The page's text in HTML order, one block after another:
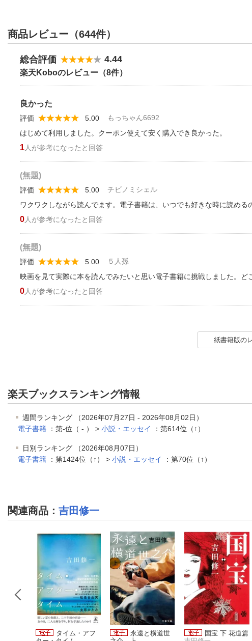
商品レビュー（644件）
総合評価 4.44
楽天Koboのレビュー（8件）
良かった
もっちゃん6692
評価 5.00
はじめて利用しました。クーポン使えて安く購入でき良かった。
1人が参考になったと回答
(無題)
チビノミシェル
評価 5.00
ワクワクしながら読んでます。電子書籍は、いつでも好きな時に読める
0人が参考になったと回答
(無題)
５人孫
評価 5.00
映画を見て実際に本を読んでみたいと思い電子書籍に挑戦しました。
0人が参考になったと回答
紙書籍版の
楽天ブックスランキング情報
週間ランキング （2026年07月27日 - 2026年08月02日）
電子書籍 ：第-位（ - ） > 小説・エッセイ ：第614位（↑）
日別ランキング （2026年08月07日）
電子書籍 ：第1424位（↑） > 小説・エッセイ ：第70位（↑）
関連商品 ： 吉田修一
タイム・アフ
永遠と横道世
国宝 下 花道篇